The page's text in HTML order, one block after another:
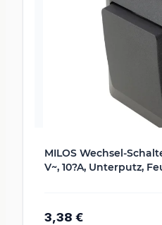
MILOS Wechsel-
V~, 10?A, Unterputz,
3,38 €